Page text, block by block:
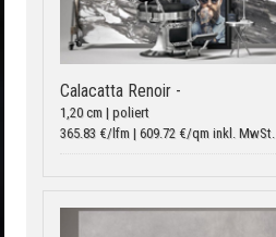
Calacatta Renoir -
1,20 cm | poliert
365.83 €/lfm | 609.72 €/qm inkl. MwSt.